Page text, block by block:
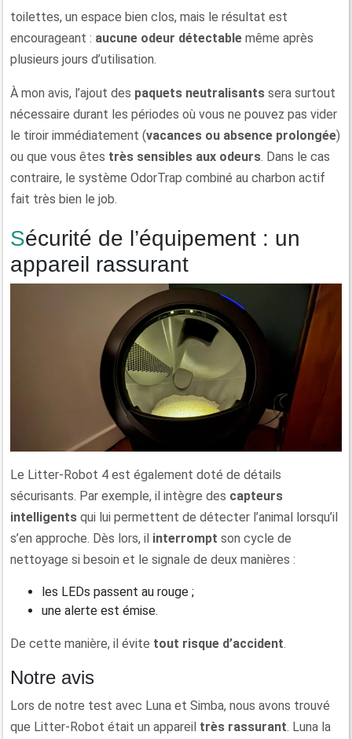
toilettes, un espace bien clos, mais le résultat est
encourageant : aucune odeur détectable même après
plusieurs jours d’utilisation.
À mon avis, l’ajout des paquets neutralisants sera surtout
nécessaire durant les périodes où vous ne pouvez pas vider
le tiroir immédiatement (vacances ou absence prolongée)
ou que vous êtes très sensibles aux odeurs. Dans le cas
contraire, le système OdorTrap combiné au charbon actif
fait très bien le job.
Sécurité de l’équipement : un
appareil rassurant
Le Litter-Robot 4 est également doté de détails
sécurisants. Par exemple, il intègre des capteurs
intelligents qui lui permettent de détecter l’animal lorsqu’il
s’en approche. Dès lors, il interrompt son cycle de
nettoyage si besoin et le signale de deux manières :
les LEDs passent au rouge ;
une alerte est émise.
De cette manière, il évite tout risque d’accident.
Notre avis
Lors de notre test avec Luna et Simba, nous avons trouvé
que Litter-Robot était un appareil très rassurant. Luna la